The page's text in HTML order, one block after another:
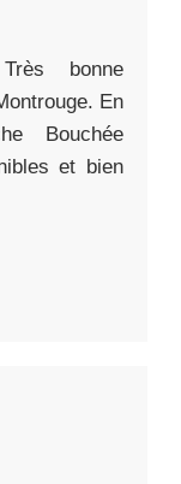
bonne
En
Bouchée
et bien